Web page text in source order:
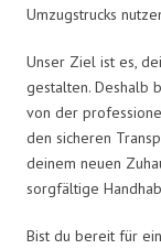
Umzugstrucks
Unser Ziel ist es,
gestalten. Deshalb
von der
den sicheren
deinem neuen
sorgfältige
Bist du bereit für